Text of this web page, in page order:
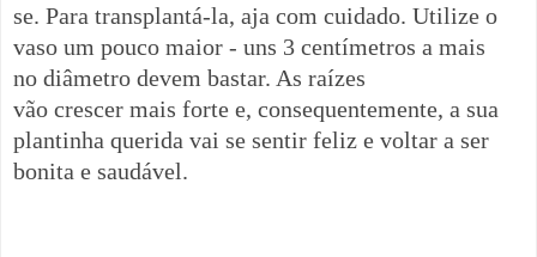
se. Para transplantá-la, aja com cuidado. Utilize o
vaso um pouco maior - uns 3 centímetros a mais
no diâmetro devem bastar. As raízes
vão crescer mais forte e, consequentemente, a sua
plantinha querida vai se sentir feliz e voltar a ser
bonita e saudável.